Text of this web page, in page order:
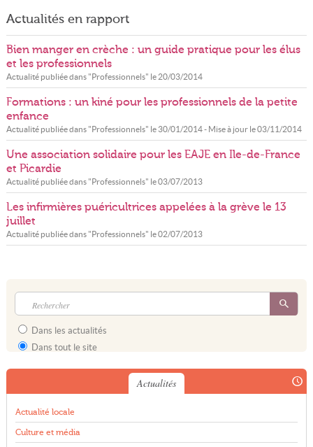
Actualités en rapport
Bien manger en crèche : un guide pratique pour les élus
et les professionnels
Actualité publiée dans "Professionnels" le 20/03/2014
Formations : un kiné pour les professionnels de la petite
enfance
Actualité publiée dans "Professionnels" le 30/01/2014- Mise à jour le03/11/2014
Une association solidaire pour les EAJE en Ile-de-France
et Picardie
Actualité publiée dans "Professionnels" le03/07/2013
Les infirmières puéricultrices appelées à la grève le 13
juillet
Actualité publiée dans "Professionnels" le02/07/2013
Dans les actualités
Dans tout le site
Actualités
Actualité locale
Culture et média